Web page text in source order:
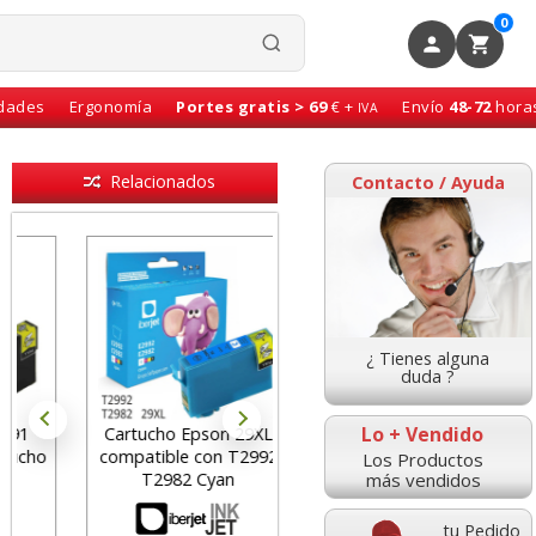
0
Ergonomía Portes gratis > 69€ + IVA Envío 48-72
Contacto / Ayuda
¿ Tienes alguna
duda ?
Lo + Vendido
Los Productos
más vendidos
tu Pedido
Relacionados
Cartucho Epson 29XL
compatible con T2992
T2982 Cyan
Epson 29XL T2993
T2983 compatible
Magenta